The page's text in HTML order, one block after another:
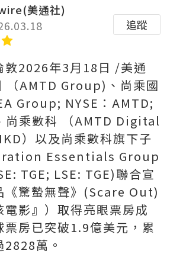
美通社)
追蹤
敦2026年3月18日 /美通
（AMTD Group)、尚乘國
Group; NYSE：AMTD;
尚乘數科 （AMTD Digital
）以及尚乘數科旗下子
Essentials Group
TGE; LSE: TGE)聯合宣
《驚蟄無聲》(Scare Out)
電影』）取得亮眼票房成
房已突破1.9億美元，累
萬。